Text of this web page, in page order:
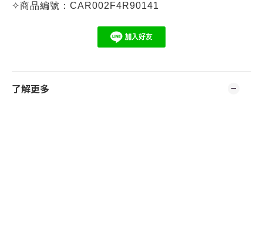
✧商品編號： CAR002F4R90141
了解更多